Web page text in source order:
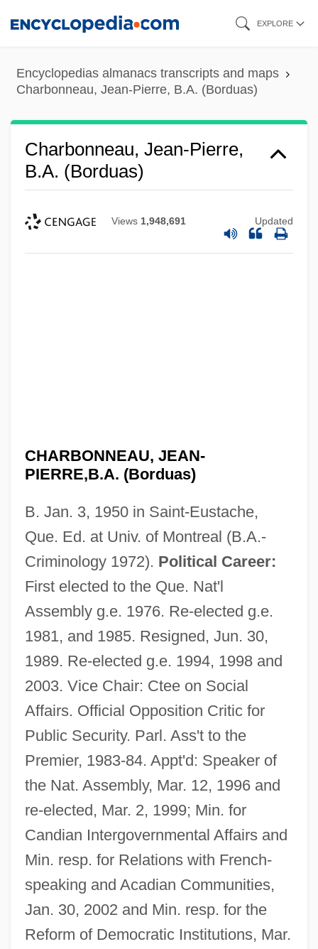
content
EXPLORE
Encyclopedias almanacs transcripts and maps
Charbonneau, Jean-Pierre, B.A. (Borduas)
Charbonneau, Jean-Pierre,
B.A. (Borduas)
Views 1,948,691 Updated
CHARBONNEAU, JEAN-
PIERRE,B.A. (Borduas)
B. Jan. 3, 1950 in Saint-Eustache,
Que. Ed. at Univ. of Montreal (B.A.-
Criminology 1972). Political Career:
First elected to the Que. Nat'l
Assembly g.e. 1976. Re-elected g.e.
1981, and 1985. Resigned, Jun. 30,
1989. Re-elected g.e. 1994, 1998 and
2003. Vice Chair: Ctee on Social
Affairs. Official Opposition Critic for
Public Security. Parl. Ass't to the
Premier, 1983-84. Appt'd: Speaker of
the Nat. Assembly, Mar. 12, 1996 and
re-elected, Mar. 2, 1999; Min. for
Candian Intergovernmental Affairs and
Min. resp. for Relations with French-
speaking and Acadian Communities,
Jan. 30, 2002 and Min. resp. for the
Reform of Democratic Institutions, Mar.